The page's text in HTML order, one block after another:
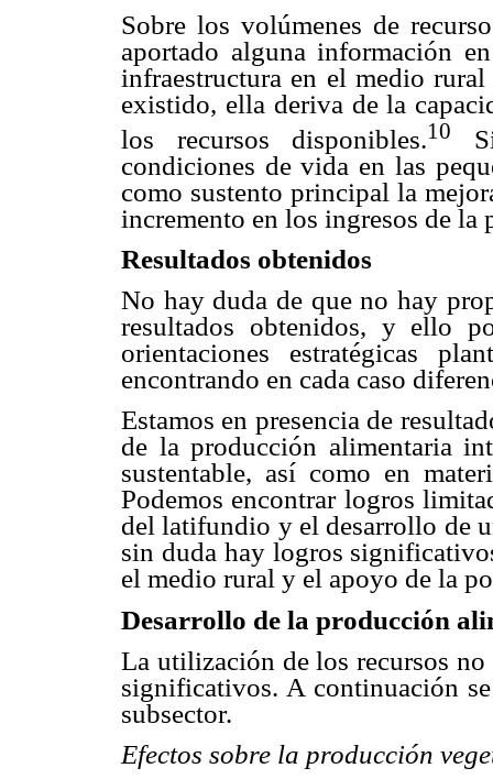
Sobre los volúmenes de
aportado alguna información
infraestructura en el medio
existido, ella deriva de la
los recursos disponibles.10
condiciones de vida en las
como sustento principal la
incremento en los ingresos de
Resultados obtenidos
No hay duda de que no hay
resultados obtenidos, y ello
orientaciones estratégicas
encontrando en cada caso
Estamos en presencia de
de la producción alimentaria
sustentable, así como en
Podemos encontrar logros
del latifundio y el desarrollo de
sin duda hay logros
el medio rural y el apoyo de la
Desarrollo de la producción
La utilización de los recursos no
significativos. A continuación
subsector.
Efectos sobre la producción